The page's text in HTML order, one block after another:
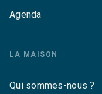
Agenda
LA MAISON
Qui sommes-nous ?